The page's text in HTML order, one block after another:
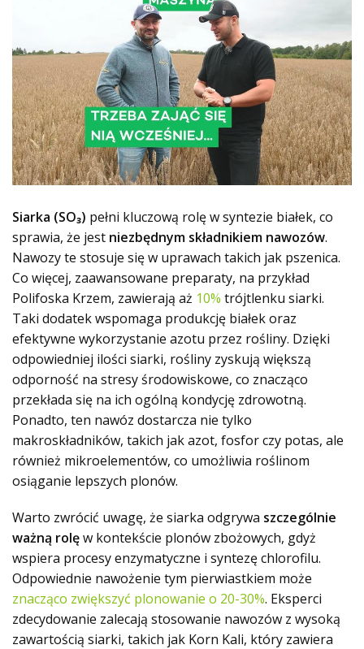
Siarka (SO₃) pełni kluczową rolę w syntezie białek, co
sprawia, że jest niezbędnym składnikiem nawozów.
Nawozy te stosuje się w uprawach takich jak pszenica.
Co więcej, zaawansowane preparaty, na przykład
Polifoska Krzem, zawierają aż 10% trójtlenku siarki.
Taki dodatek wspomaga produkcję białek oraz
efektywne wykorzystanie azotu przez rośliny. Dzięki
odpowiedniej ilości siarki, rośliny zyskują większą
odporność na stresy środowiskowe, co znacząco
przekłada się na ich ogólną kondycję zdrowotną.
Ponadto, ten nawóz dostarcza nie tylko
makroskładników, takich jak azot, fosfor czy potas, ale
również mikroelementów, co umożliwia roślinom
osiąganie lepszych plonów.
Warto zwrócić uwagę, że siarka odgrywa szczególnie
ważną rolęw kontekście plonów zbożowych, gdyż
wspiera procesy enzymatyczne i syntezę chlorofilu.
Odpowiednie nawożenie tym pierwiastkiem może
znacząco zwiększyć plonowanie o 20-30%. Eksperci
zdecydowanie zalecają stosowanie nawozów z wysoką
zawartością siarki, takich jak Korn Kali, który zawiera